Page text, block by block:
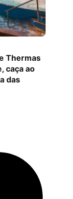
Thermas
caça ao
das